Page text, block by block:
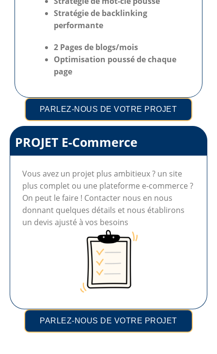
Stratégie de backlinking
performante
2 Pages de blogs/mois
Optimisation pousséde chaque
page
PARLEZ-NOUS DE VOTRE PROJET
PROJET E-Commerce
Vous avez un projet plus ambitieux ? un site
plus complet ou une plateforme e-commerce ?
On peut le faire ! Contacter nous en nous
donnant quelques détails et nous établirons
un devis ajusté à vos besoins
PARLEZ-NOUS DE VOTRE PROJET